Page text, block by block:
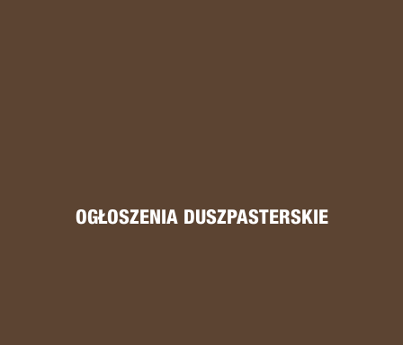
OGŁOSZENIA DUSZPASTERSKIE